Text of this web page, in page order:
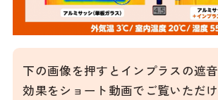
下の画像を押すとインプラスの遮音
効果をショート動画でご覧いただけ